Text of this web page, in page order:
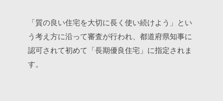
「質の良い住宅を大切に長く使い続けよう」とい
う考え方に沿って審査が行われ、都道府県知事に
認可されて初めて「長期優良住宅」に指定されま
す。